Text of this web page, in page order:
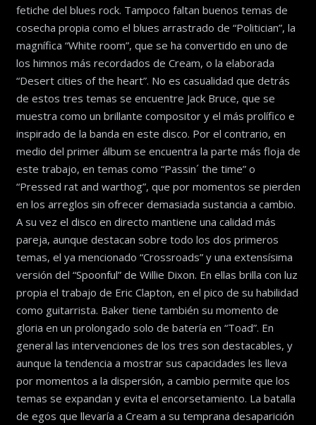
fetiche del blues rock. Tampoco faltan buenos temas de
cosecha propia como el blues arrastrado de “Politician”, la
magnífica “White room”, que se ha convertido en uno de
los himnos más recordados de Cream, o la elaborada
“Desert cities of the heart”. No es casualidad que detrás
de estos tres temas se encuentre Jack Bruce, que se
muestra como un brillante compositor y el más prolífico e
inspirado de la banda en este disco. Por el contrario, en
medio del primer álbum se encuentra la parte más floja de
este trabajo, en temas como “Passin´ the time” o
“Pressed rat and warthog”, que por momentos se pierden
en los arreglos sin ofrecer demasiada sustancia a cambio.
A su vez el disco en directo mantiene una calidad más
pareja, aunque destacan sobre todo los dos primeros
temas, el ya mencionado “Crossroads” y una extensísima
versión del “Spoonful” de Willie Dixon. En ellas brilla con luz
propia el trabajo de Eric Clapton, en el pico de su habilidad
como guitarrista. Baker tiene también su momento de
gloria en un prolongado solo de batería en “Toad”. En
general las intervenciones de los tres son destacables, y
aunque la tendencia a mostrar sus capacidades les lleva
por momentos a la dispersión, a cambio permite que los
temas se expandan y evita el encorsetamiento. La batalla
de egos que llevaría a Cream a su temprana desaparición